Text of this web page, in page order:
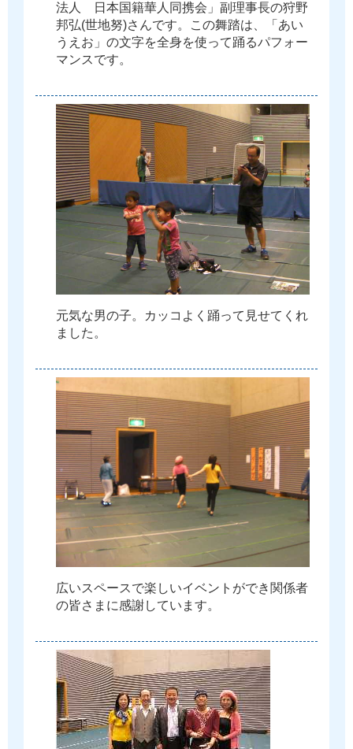
法 人 日 本国籍華 人 同携会 」 副 理事長の狩野
邦弘(世地努)さ んです。 こ の舞踏は 「 あい
う え お 」 の文字を全身を使って踊るパフ ォー
マンスです。
元気な男の子。 カ ッ コ よ く 踊って 見せて く れ
ま した 。
広いスペースで楽 しいイベン ト ができ 関係者
の皆さ ま に感謝してい ま す。